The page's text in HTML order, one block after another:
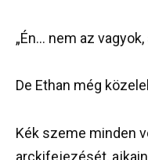
„Én… nem az
De Ethan még
Kék szeme minden
arckifejezését,